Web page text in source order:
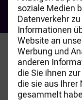
soziale Medien
Datenverkehr
Informationen
Website an
Werbung und
anderen
die Sie ihnen
die sie aus Ihrer
gesammelt
Medien von